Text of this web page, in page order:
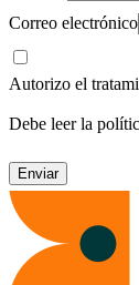
Correo electrónico
Autorizo el
Debe leer la